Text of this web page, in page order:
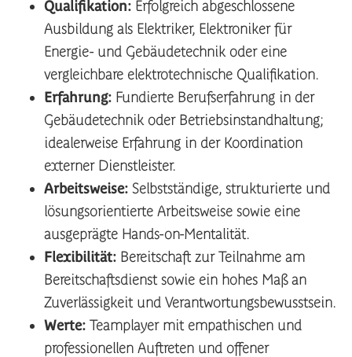
Qualifikation: Erfolgreich abgeschlossene
Ausbildung als Elektriker, Elektroniker für
Energie- und Gebäudetechnik oder eine
vergleichbare elektrotechnische Qualifikation.
Erfahrung: Fundierte Berufserfahrung in der
Gebäudetechnik oder Betriebsinstandhaltung;
idealerweise Erfahrung in der Koordination
externer Dienstleister.
Arbeitsweise: Selbstständige, strukturierte und
lösungsorientierte Arbeitsweise sowie eine
ausgeprägte Hands-on-Mentalität.
Flexibilität: Bereitschaft zur Teilnahme am
Bereitschaftsdienst sowie ein hohes Maß an
Zuverlässigkeit und Verantwortungsbewusstsein.
Werte: Teamplayer mit empathischen und
professionellen Auftreten und offener